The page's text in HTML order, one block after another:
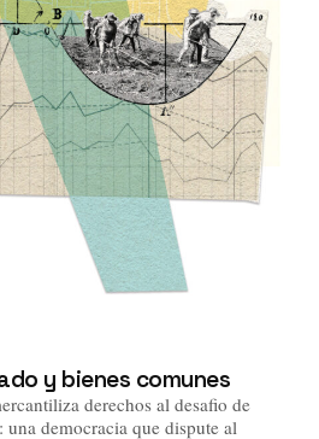
y bienes comunes
derechos al desafio de
una democracia que dispute al